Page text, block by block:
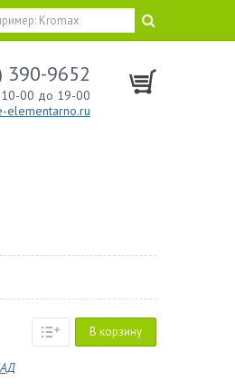
390-9652
00 до 19-00
elementarno.ru
В корзину